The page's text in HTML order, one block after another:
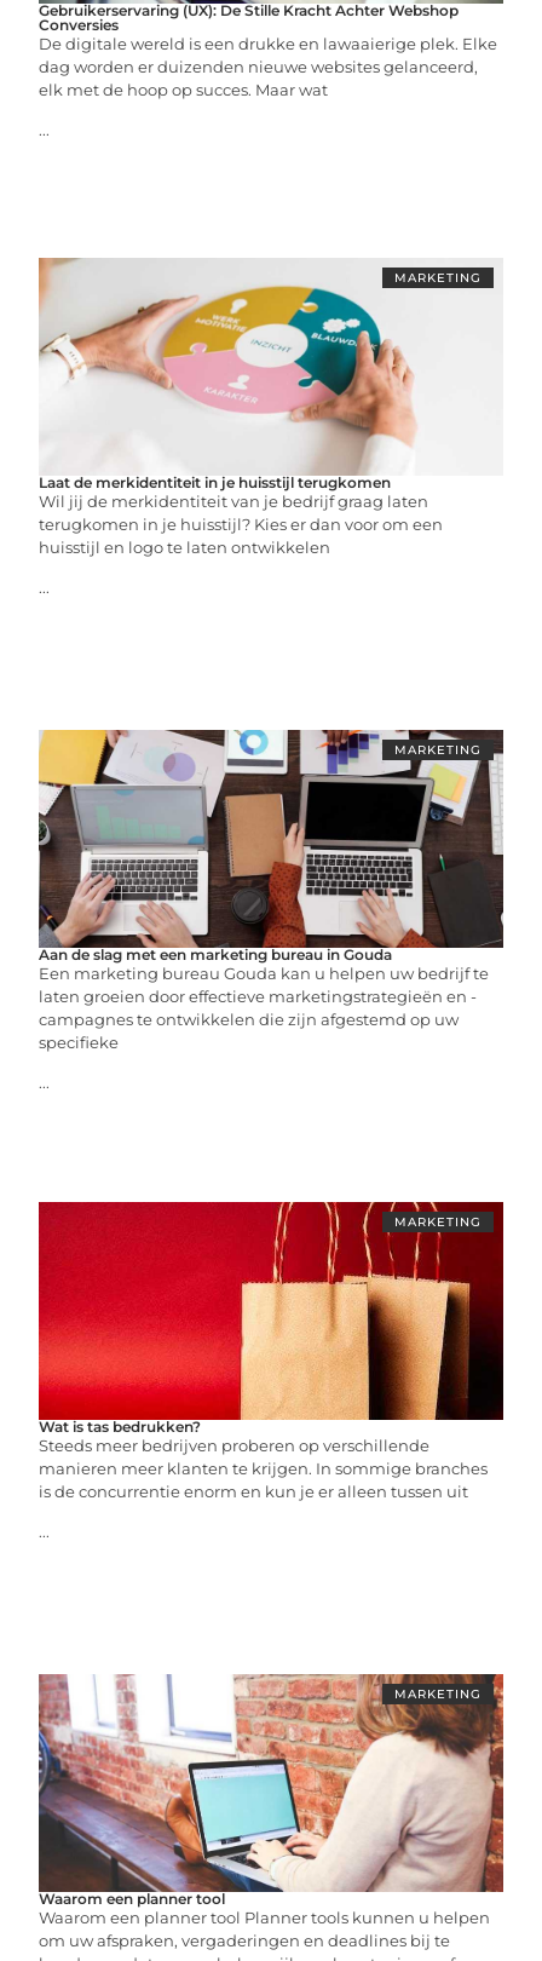
Gebruikerservaring (UX): De Stille Kracht Achter Webshop
Conversies
De digitale wereld is een drukke en lawaaierige plek. Elke
dag worden er duizenden nieuwe websites gelanceerd,
elk met de hoop op succes. Maar wat
...
MARKETING
Laat de merkidentiteit in je huisstijl terugkomen
Wil jij de merkidentiteit van je bedrijf graag laten
terugkomen in je huisstijl? Kies er dan voor om een
huisstijl en logo te laten ontwikkelen
...
MARKETING
Aan de slag met een marketing bureau in Gouda
Een marketing bureau Gouda kan u helpen uw bedrijf te
laten groeien door effectieve marketingstrategieën en -
campagnes te ontwikkelen die zijn afgestemd op uw
specifieke
...
MARKETING
Wat is tas bedrukken?
Steeds meer bedrijven proberen op verschillende
manieren meer klanten te krijgen. In sommige branches
is de concurrentie enorm en kun je er alleen tussen uit
...
MARKETING
Waarom een planner tool
Waarom een planner tool Planner tools kunnen u helpen
om uw afspraken, vergaderingen en deadlines bij te